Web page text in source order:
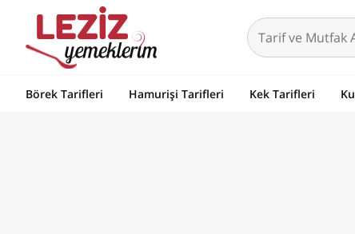
Börek Tarifleri Hamurişi Tarifleri Kek Tarifleri